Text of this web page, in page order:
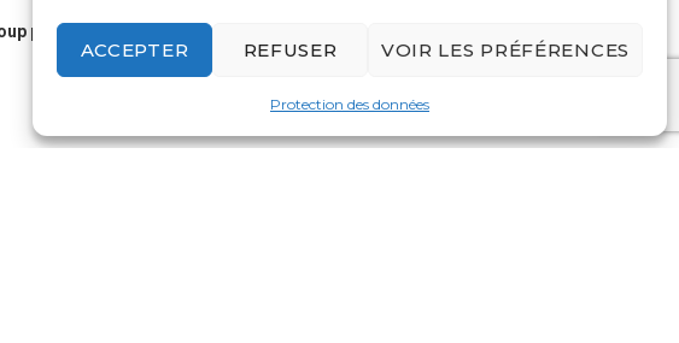
ACCEPTER REFUSER VOIR LES PRÉFÉRENCES
Protection des données
plus avantageuse.